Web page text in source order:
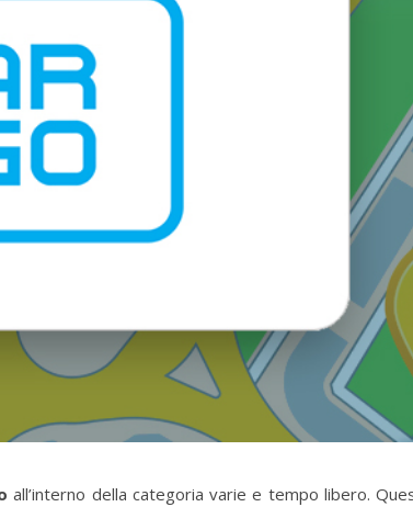
all’interno della categoria varie e tempo libero.